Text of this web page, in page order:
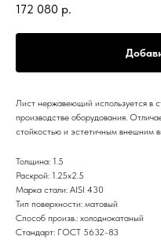
172 080 р.
Лист нержавеющий используется в
производстве оборудования.
стойкостью и эстетичным внешним
Толщина: 1.5
Раскрой: 1.25х2.5
Марка стали: AISI 430
Тип поверхности: матовый
Способ произв.: холоднокатаный
Стандарт: ГОСТ 5632-83